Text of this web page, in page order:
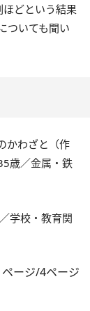
どという結果
ついても聞い
かわざと（作
歳／金属・鉄
学校・教育関
ページ/4ページ